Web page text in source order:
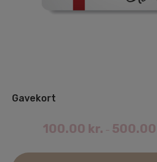
Gavekort
100.00 kr. – 500.00